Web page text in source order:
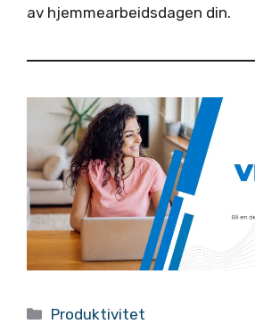
av hjemmearbeidsdagen din.
Kategorier
Produktivitet